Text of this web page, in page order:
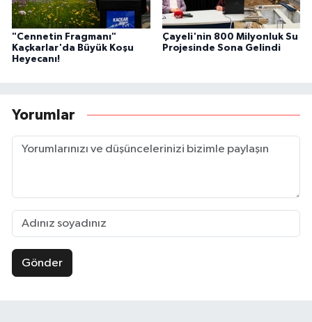
"Cennetin Fragmanı"
Kaçkarlar'da Büyük Koşu
Heyecanı!
Çayeli'nin 800 Milyonluk Su
Projesinde Sona Gelindi
Yorumlar
Gönder